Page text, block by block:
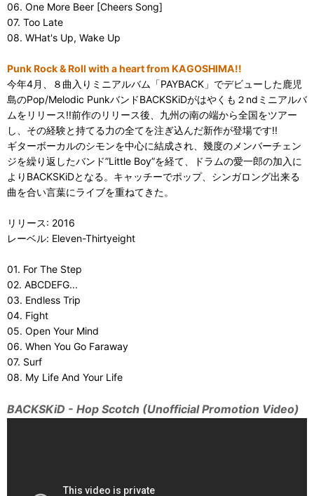
06. One More Beer [Cheers Song]
07. Too Late
08. WHat's Up, Wake Up
Punk Rock & Roll with a heart from KAGOSHIMA!!
今年4月、８曲入りミニアルバム「PAYBACK」でデビューした鹿児
島のPop/Melodic PunkバンドBACKSKiDがはやくも２ndミニアルバ
ムをリリース!!前作のリリース後、九州の南の端から全国をツアー
し、その経験と持てる力の全てを注ぎ込んだ新作が登場です!!
ギターボーカルのシモンを中心に結成され、幾度のメンバーチェン
ジを繰り返したバンド”Little Boy”を経て、ドラムの愛一郎の加入に
よりBACKSKiDとなる。キャッチーでポップ、シンガロング出来る
曲を合い言葉にライブを重ねてきた。
リリース: 2016
レーベル: Eleven-Thirtyeight
01. For The Step
02. ABCDEFG...
03. Endless Trip
04. Fight
05. Open Your Mind
06. When You Go Faraway
07. Surf
08. My Life And Your Life
BACKSKiD - Hop Scotch (Unofficial Promotion Video)